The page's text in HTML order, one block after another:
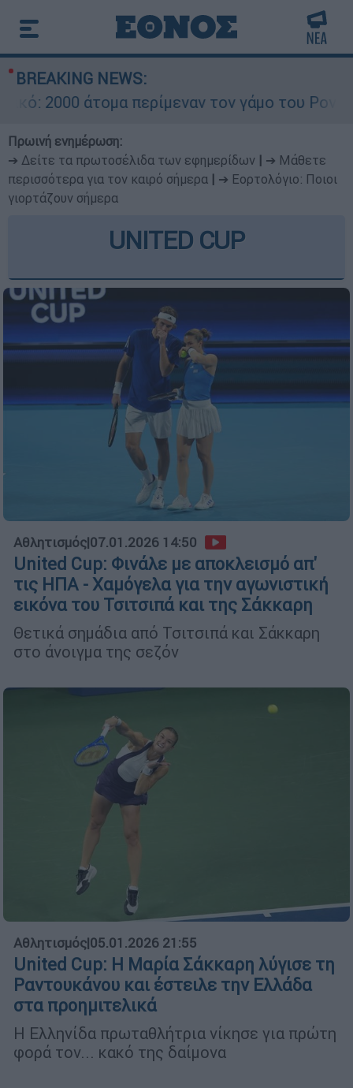
BREAKING NEWS:
άτομα περίμεναν τον γάμο του Ρονάλντο
Πρωινή ενημέρωση:
➔ Δείτε τα πρωτοσέλιδα των εφημερίδων
➔ Μάθετε
περισσότερα για τον καιρό σήμερα
➔ Εορτολόγιο: Ποιοι
γιορτάζουν σήμερα
UNITED CUP
Αθλητισμός|07.01.2026 14:50
United Cup: Φινάλε με αποκλεισμό απ'
τις ΗΠΑ - Χαμόγελα για την αγωνιστική
εικόνα του Τσιτσιπά και της Σάκκαρη
Θετικά σημάδια από Τσιτσιπά και Σάκκαρη
στο άνοιγμα της σεζόν
Αθλητισμός|05.01.2026 21:55
United Cup: Η Μαρία Σάκκαρη λύγισε τη
Ραντουκάνου και έστειλε την Ελλάδα
στα προημιτελικά
Η Ελληνίδα πρωταθλήτρια νίκησε για πρώτη
φορά τον... κακό της δαίμονα